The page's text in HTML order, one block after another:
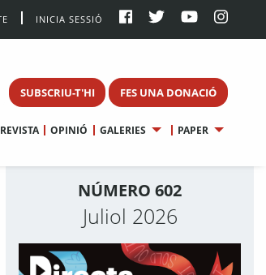
INICIA SESSIÓ
SUBSCRIU-T'HI FES UNA DONACIÓ
OPINIÓ GALERIES PAPER
NÚMERO 602
Juliol 2026